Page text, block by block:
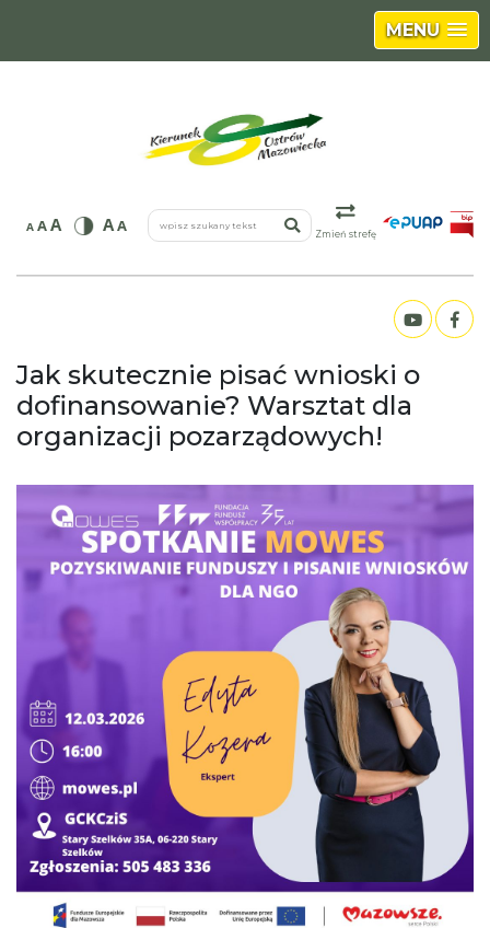
MENU
A AA AA wpisz szukany tekst
Zmień strefę
Jak skutecznie pisać wnioski o
dofinansowanie? Warsztat dla
organizacji pozarządowych!